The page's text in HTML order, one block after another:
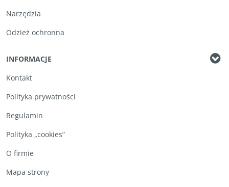
Narzędzia
Odzież ochronna
INFORMACJE
Kontakt
Polityka prywatności
Regulamin
Polityka „cookies”
O firmie
Mapa strony